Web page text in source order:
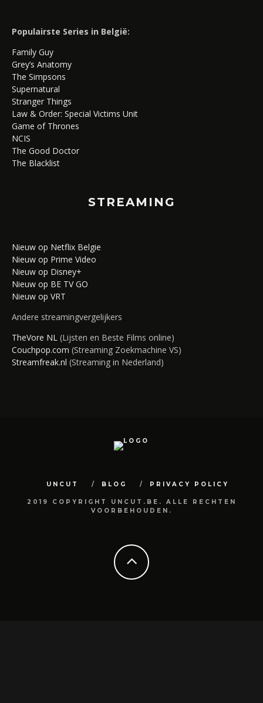
Populairste Series in België:
Family Guy
Grey’s Anatomy
The Simpsons
Supernatural
Stranger Things
Law & Order: Special Victims Unit
Game of Thrones
NCIS
The Good Doctor
The Blacklist
STREAMING
Nieuw op Netflix Belgie
Nieuw op Prime Video
Nieuw op Disney+
Nieuw op BE TV GO
Nieuw op VRT
Andere streamingvergelijkers
TheVore NL (Lijsten en Beste Films online)
Couchpop.com (Streaming Zoekmachine VS)
Streamfreak.nl (Streaming in Nederland)
UNCUT BLOG PRIVACY POLICY
2019 COPYRIGHT UNCUT.BE. ALLE RECHTEN
VOORBEHOUDEN.